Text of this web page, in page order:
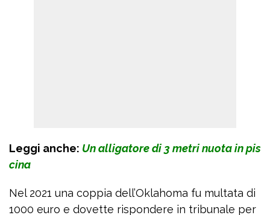
Leggi anche: Un alligatore di 3 metri nuota in pis
cina
Nel 2021 una coppia dell’Oklahoma fu multata di
1000 euro e dovette rispondere in tribunale per